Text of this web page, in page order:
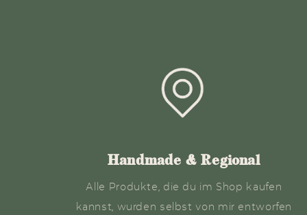
Handmade & Regional
Alle Produkte, die du im Shop kaufen
kannst, wurden selbst von mir entworfen